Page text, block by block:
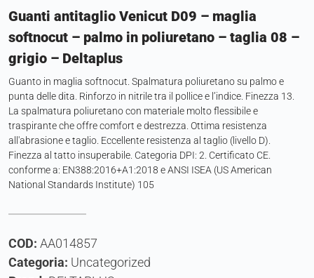
Guanti antitaglio Venicut D09 – maglia
softnocut – palmo in poliuretano – taglia 08 –
grigio – Deltaplus
Guanto in maglia softnocut. Spalmatura poliuretano su palmo e
punta delle dita. Rinforzo in nitrile tra il pollice e l’indice. Finezza 13.
La spalmatura poliuretano con materiale molto flessibile e
traspirante che offre comfort e destrezza. Ottima resistenza
all'abrasione e taglio. Eccellente resistenza al taglio (livello D).
Finezza al tatto insuperabile. Categoria DPI: 2. Certificato CE.
conforme a: EN388:2016+A1:2018 e ANSI ISEA (US American
National Standards Institute) 105
COD: AA014857
Categoria: Uncategorized